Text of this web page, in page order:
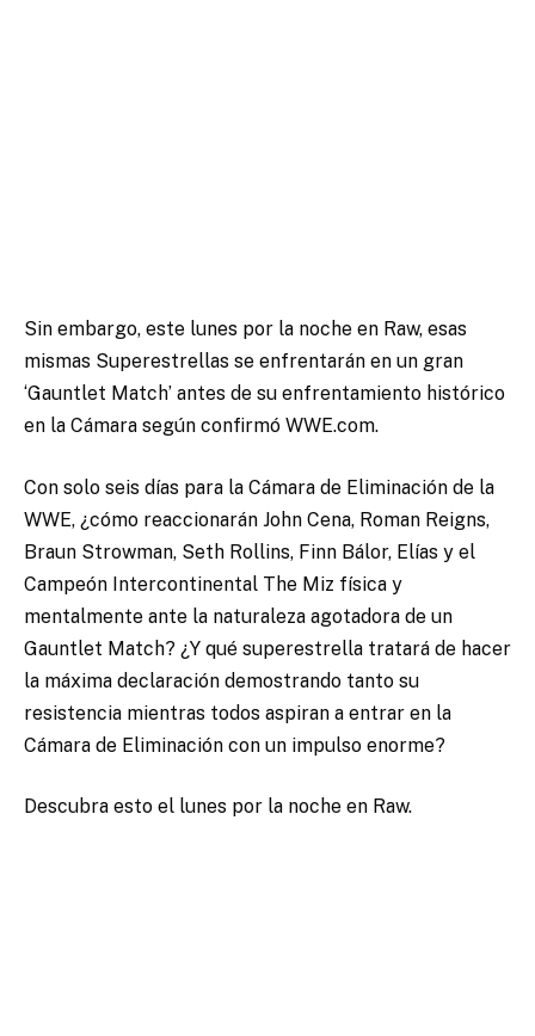
Sin embargo, este lunes por la noche en Raw, esas
mismas Superestrellas se enfrentarán en un gran
‘Gauntlet Match’ antes de su enfrentamiento histórico
en la Cámara según confirmó WWE.com.
Con solo seis días para la Cámara de Eliminación de la
WWE, ¿cómo reaccionarán John Cena, Roman Reigns,
Braun Strowman, Seth Rollins, Finn Bálor, Elías y el
Campeón Intercontinental The Miz física y
mentalmente ante la naturaleza agotadora de un
Gauntlet Match? ¿Y qué superestrella tratará de hacer
la máxima declaración demostrando tanto su
resistencia mientras todos aspiran a entrar en la
Cámara de Eliminación con un impulso enorme?
Descubra esto el lunes por la noche en Raw.